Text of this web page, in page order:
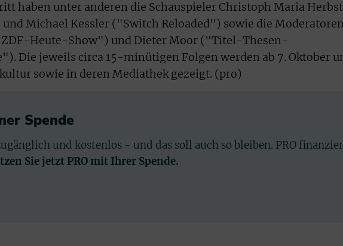
haben unter anderen die Schauspieler Christoph Maria Herbst
Michael Kessler ("Switch Reloaded") sowie die Moderatoren
Heute-Show") und Dieter Moor ("Titel-Thesen-
Die jeweils circa 15-minütigen Folgen werden ab 7. Oktober
sowie in deren Mediathek gezeigt. (pro)
Spende
und kostenlos - und das soll auch so bleiben. PRO
Sie jetzt PRO mit Ihrer Spende.